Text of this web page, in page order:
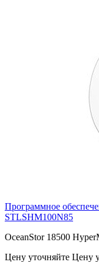
Программное
STLSHM100N85
OceanStor 18500
Цену уточняйте Цену